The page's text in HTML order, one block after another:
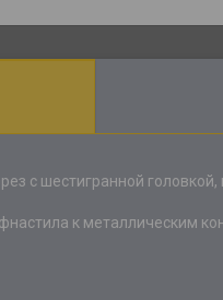
с шестигранной
к металлическим